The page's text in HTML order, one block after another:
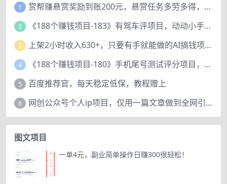
1 赏帮赚悬赏奖励到账200元，悬赏任务多劳多得，人人可做。
2 《188个赚钱项目-183》有驾车评项目，动动小手，复制粘贴赚44元！
3 上架2小时收入630+，只要有手就能做的AI搞钱项目，奶奶看完都能学会!
4 《188个赚钱项目-180》手机尾号测试评分项目，短视频直播日赚200+
5 百度推荐官，每天稳定低保，教程赠上
6 网创公众号个人ip项目，仅用一篇文章做到全网引流！
图文项目
一单4元，副业简单操作日赚300很轻松！